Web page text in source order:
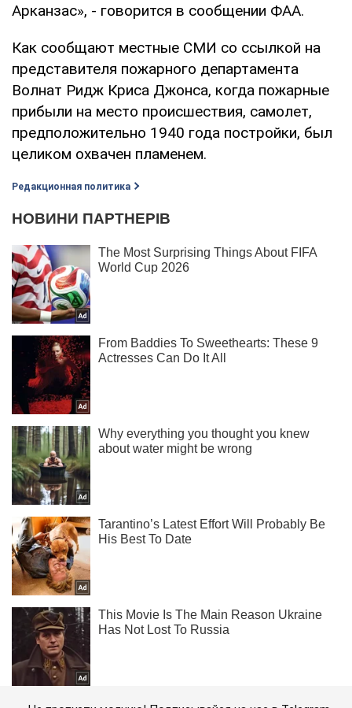
Арканзас», - говорится в сообщении ФАА.
Как сообщают местные СМИ со ссылкой на
представителя пожарного департамента
Волнат Ридж Криса Джонса, когда пожарные
прибыли на место происшествия, самолет,
предположительно 1940 года постройки, был
целиком охвачен пламенем.
Редакционная политика